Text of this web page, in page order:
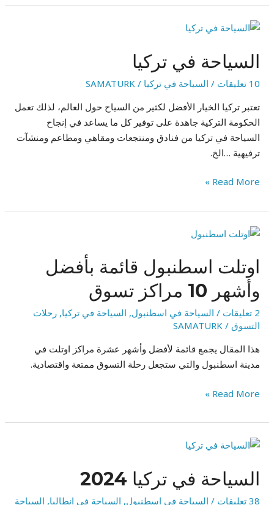
السياحة في تركيا
10 تعليقات / السياحة في تركيا /
SAMATURK
تعتبر تركيا الخيار الأفضل لكثير من السياح حول العالم، لذلك تعمل
الحكومة التركية جاهدة على توفير كل ما يساعد في إنجاح
السياحة في تركيا من فنادق ومنتجعات ومقاهي ومطاعم ومنشآت
ترفيهية …الخ.
السياحة
تركيا
Read More »
اوتلت اسطنبول قائمة بأفضل
وأشهر 10 مراكز تسوق
2 تعليقات / السياحة في اسطنبول, السياحة في تركيا,رحلات
التسوق /
SAMATURK
هذا المقال يجمع قائمة لأفضل وأشهر عشرة مراكز اوتلت في
مدينة اسطنبول والتي ستجعل رحلة التسوق ممتعة واقتصادية.
اوتلت
قائمة
بأفضل
وأشهر
10
مراكز
Read More »
السياحة في تركيا 2024
38 تعليقات / السياحة في اسطنبول, السياحة في انطاليا, السياحة
السياحة
تركيا
2024